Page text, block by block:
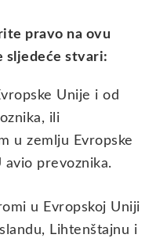
pravo na ovu
sljedeće stvari:
Unije i od
ili
u zemlju Evropske
avio prevoznika.
u Evropskoj Uniji
Lihtenštajnu i